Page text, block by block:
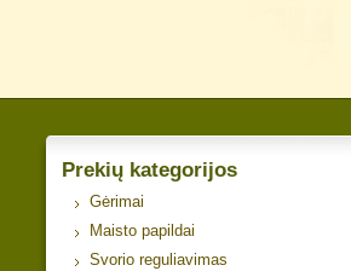
Prekių kategorijos
Gėrimai
Maisto papildai
Svorio reguliavimas